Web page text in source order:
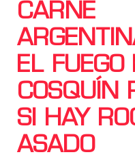
CARNE
EL FUEGO
COSQUÍN
SI HAY
ASADO